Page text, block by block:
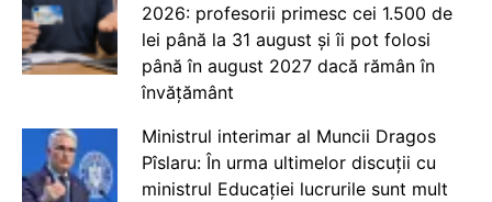
2026: profesorii primesc cei 1.500 de
lei până la 31 august și îi pot folosi
până în august 2027 dacă rămân în
învățământ
Ministrul interimar al Muncii Dragos
Pîslaru: În urma ultimelor discuții cu
ministrul Educației lucrurile sunt mult